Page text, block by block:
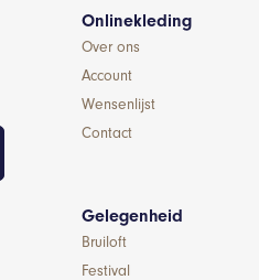
Onlinekleding
Over ons
Account
Wensenlijst
Contact
Gelegenheid
Bruiloft
Festival